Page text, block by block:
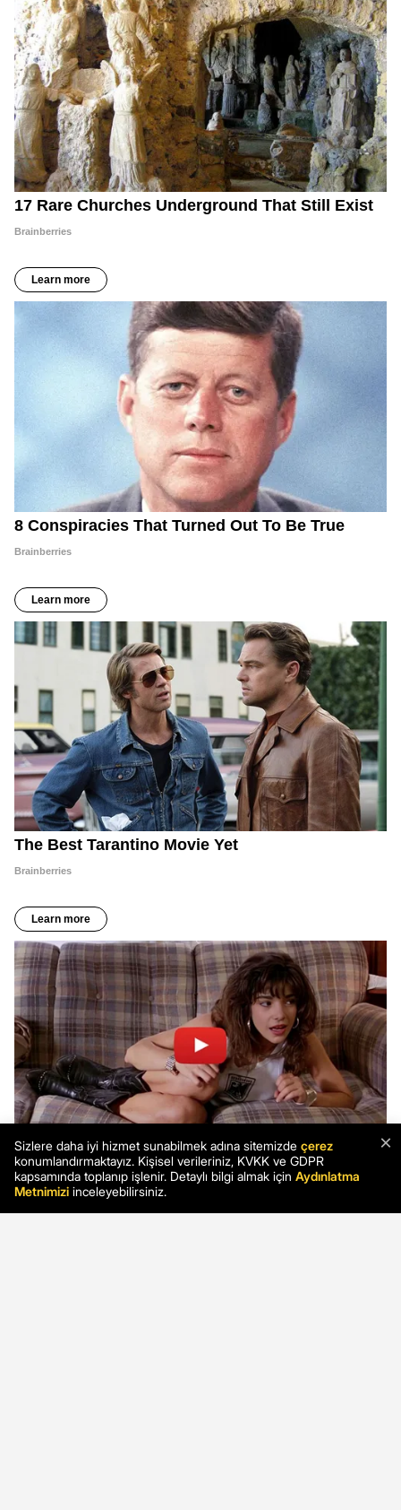
×
Sizlere daha iyi hizmet sunabilmek adına sitemizde çerez
konumlandırmaktayız. Kişisel verileriniz, KVKK ve GDPR
kapsamında toplanıp işlenir. Detaylı bilgi almak için Aydınlatma
Metnimizi inceleyebilirsiniz.